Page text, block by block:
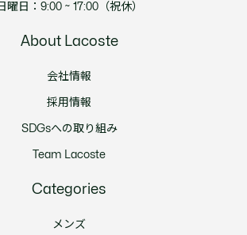
曜日：9:00 ~ 17:00（祝休）
About Lacoste
会社情報
採用情報
SDGsへの取り組み
Team Lacoste
Categories
メンズ